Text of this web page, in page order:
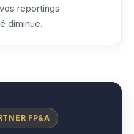
reportings
diminue.
FP&A